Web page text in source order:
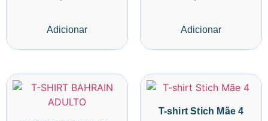
Adicionar Adicionar
T-shirt Stich Mãe 4